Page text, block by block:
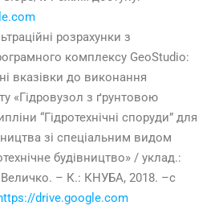
розрахунки з
комплексу GeoStudio:
вказівки до виконання
«Гідровузол з ґрунтовою
“Гідротехнічні споруди” для
зі спеціальним видом
будівництво» / уклад.:
– К.: КНУБА, 2018. –с
drive.google.com